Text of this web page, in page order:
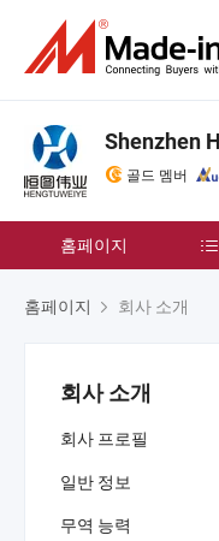
Shenzhen
골드 멤버
홈페이지
홈페이지 회사 소개
회사 소개
회사 프로필
일반 정보
무역 능력